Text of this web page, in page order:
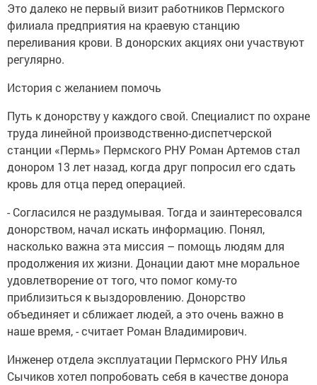
Это далеко не первый визит работников Пермского
филиала предприятия на краевую станцию
переливания крови. В донорских акциях они участвуют
регулярно.
История с желанием помочь
Путь к донорству у каждого свой. Специалист по охране
труда линейной производственно-диспетчерской
станции «Пермь» Пермского РНУ Роман Артемов стал
донором 13 лет назад, когда друг попросил его сдать
кровь для отца перед операцией.
- Согласился не раздумывая. Тогда и заинтересовался
донорством, начал искать информацию. Понял,
насколько важна эта миссия – помощь людям для
продолжения их жизни. Донации дают мне моральное
удовлетворение от того, что помог кому-то
приблизиться к выздоровлению. Донорство
объединяет и сближает людей, а это очень важно в
наше время, - считает Роман Владимирович.
Инженер отдела эксплуатации Пермского РНУ Илья
Сычиков хотел попробовать себя в качестве донора